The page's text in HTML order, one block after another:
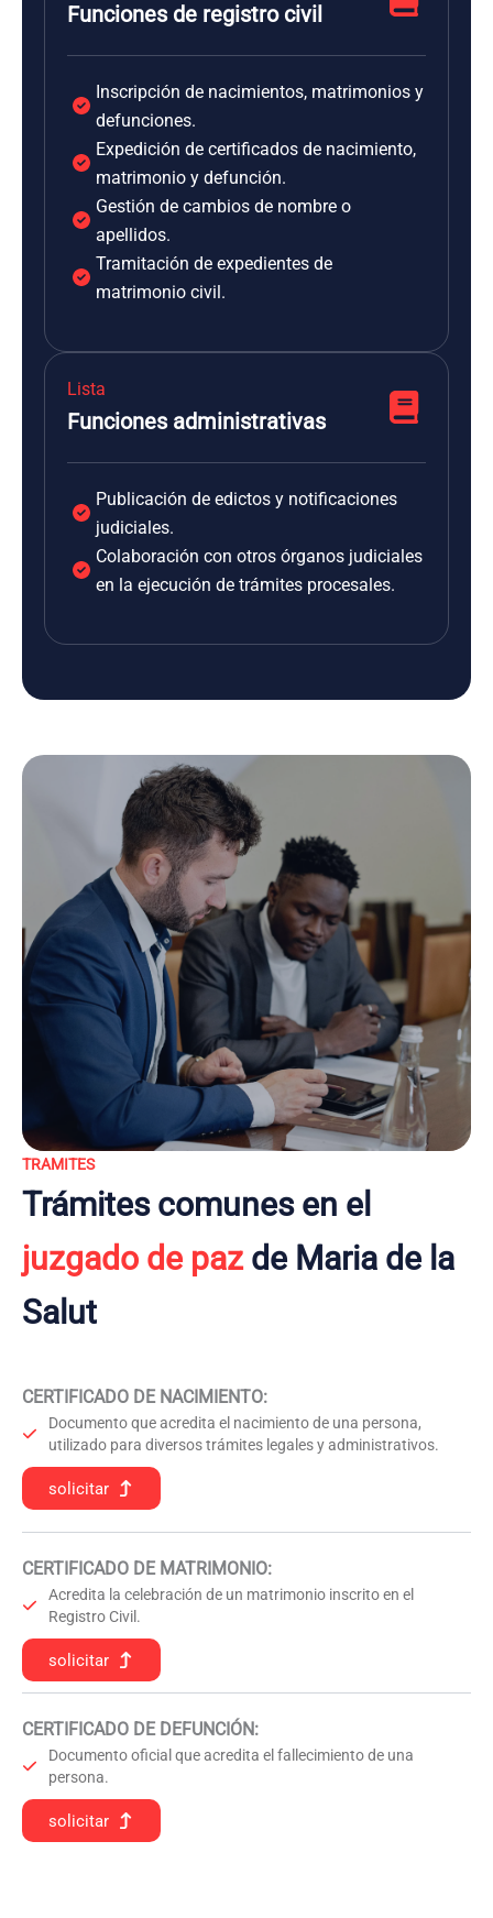
Funciones de registro civil
Inscripción de nacimientos, matrimonios y
defunciones.
Expedición de certificados de nacimiento,
matrimonio y defunción.
Gestión de cambios de nombre o
apellidos.
Tramitación de expedientes de
matrimonio civil.
Lista
Funciones administrativas
Publicación de edictos y notificaciones
judiciales.
Colaboración con otros órganos judiciales
en la ejecución de trámites procesales.
TRAMITES
Trámites comunes en el
juzgado de pazde Maria de la
Salut
CERTIFICADO DE NACIMIENTO:
Documento que acredita el nacimiento de una persona,
utilizado para diversos trámites legales y administrativos.
solicitar
CERTIFICADO DE MATRIMONIO:
Acredita la celebración de un matrimonio inscrito en el
Registro Civil.
solicitar
CERTIFICADO DE DEFUNCIÓN:
Documento oficial que acredita el fallecimiento de una
persona.
solicitar